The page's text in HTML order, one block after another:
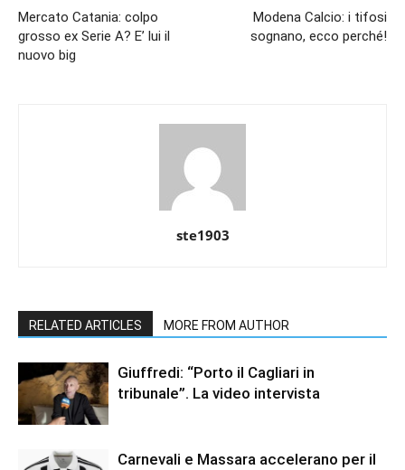
Mercato Catania: colpo
grosso ex Serie A? E’ lui il
nuovo big
Modena Calcio: i tifosi
sognano, ecco perché!
ste1903
RELATED ARTICLES MORE FROM AUTHOR
Giuffredi: “Porto il Cagliari in
tribunale”. La video intervista
Carnevali e Massara accelerano per il